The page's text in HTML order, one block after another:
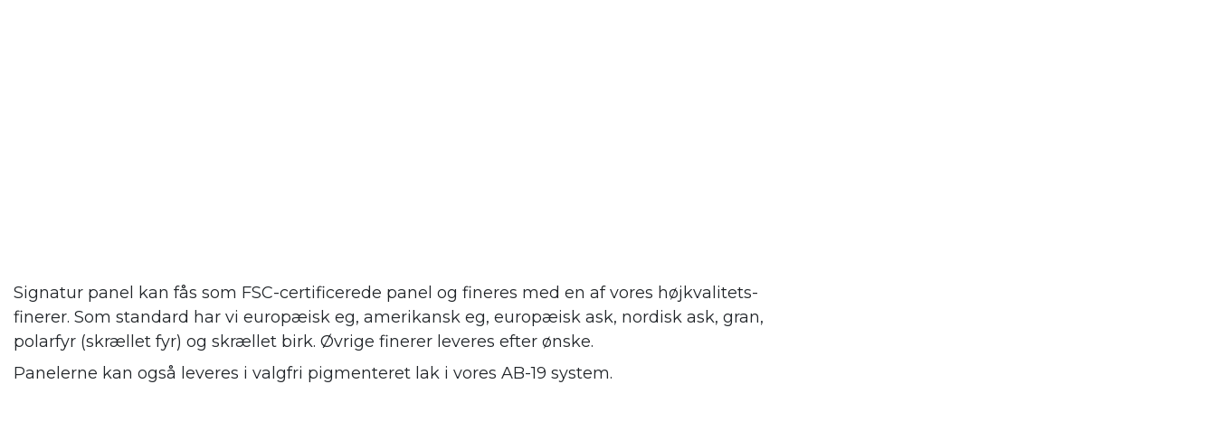
Signatur panel kan fås som FSC-certificerede panel og fineres med en af vores højkvalitets-
finerer. Som standard har vi europæisk eg, amerikansk eg, europæisk ask, nordisk ask, gran,
polarfyr (skrællet fyr) og skrællet birk. Øvrige finerer leveres efter ønske.
Panelerne kan også leveres i valgfri pigmenteret lak i vores AB-19 system.